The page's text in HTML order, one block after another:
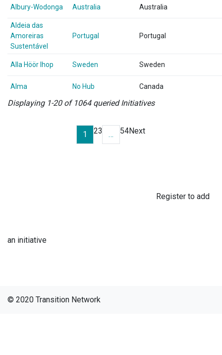
Albury-Wodonga Australia Australia
Aldeia das
Amoreiras
Sustentável
Portugal Portugal
Alla Höör Ihop Sweden Sweden
Alma No Hub Canada
Displaying 1-20 of 1064 queried Initiatives
1 23 … 54Next
Register to add
an initiative
© 2020 Transition Network